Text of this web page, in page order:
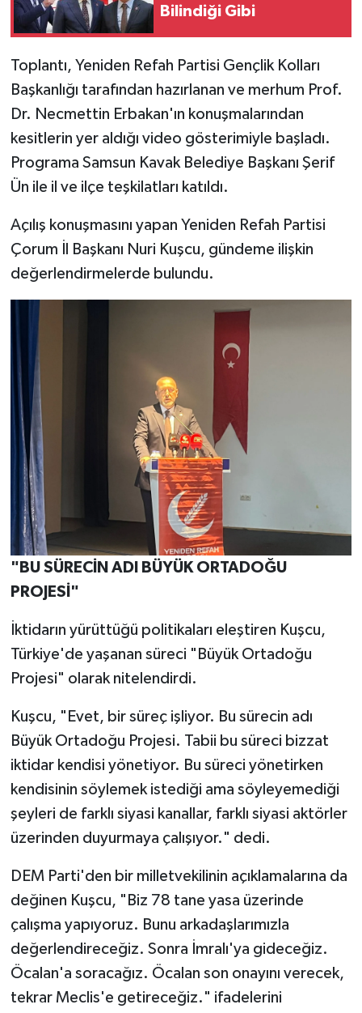
Bilindiği Gibi
Toplantı, Yeniden Refah Partisi Gençlik Kolları
Başkanlığı tarafından hazırlanan ve merhum Prof.
Dr. Necmettin Erbakan'ın konuşmalarından
kesitlerin yer aldığı video gösterimiyle başladı.
Programa Samsun Kavak Belediye Başkanı Şerif
Ün ile il ve ilçe teşkilatları katıldı.
Açılış konuşmasını yapan Yeniden Refah Partisi
Çorum İl Başkanı Nuri Kuşcu, gündeme ilişkin
değerlendirmelerde bulundu.
"BU SÜRECİN ADI BÜYÜK ORTADOĞU
PROJESİ"
İktidarın yürüttüğü politikaları eleştiren Kuşcu,
Türkiye'de yaşanan süreci "Büyük Ortadoğu
Projesi" olarak nitelendirdi.
Kuşcu, "Evet, bir süreç işliyor. Bu sürecin adı
Büyük Ortadoğu Projesi. Tabii bu süreci bizzat
iktidar kendisi yönetiyor. Bu süreci yönetirken
kendisinin söylemek istediği ama söyleyemediği
şeyleri de farklı siyasi kanallar, farklı siyasi aktörler
üzerinden duyurmaya çalışıyor." dedi.
DEM Parti'den bir milletvekilinin açıklamalarına da
değinen Kuşcu, "Biz 78 tane yasa üzerinde
çalışma yapıyoruz. Bunu arkadaşlarımızla
değerlendireceğiz. Sonra İmralı'ya gideceğiz.
Öcalan'a soracağız. Öcalan son onayını verecek,
tekrar Meclis'e getireceğiz." ifadelerini